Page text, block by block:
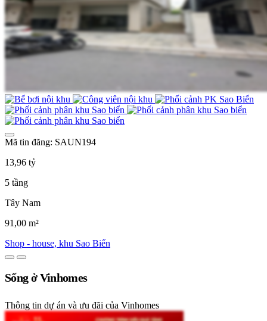
Mã tin đăng: SAUN194
13,96 tỷ
5 tầng
Tây Nam
91,00 m²
Shop - house, khu Sao Biển
Sống ở Vinhomes
Thông tin dự án và ưu đãi của Vinhomes